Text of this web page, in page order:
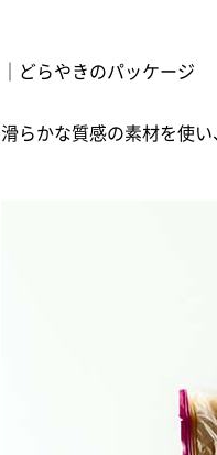
｜どらやきのパッケージ
滑らかな質感の素材を使い